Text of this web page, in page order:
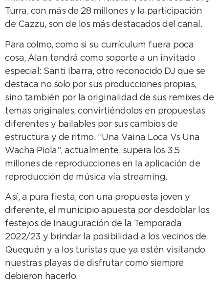
Turra, con más de 28 millones y la participación
de Cazzu, son de los más destacados del canal.
Para colmo, como si su currículum fuera poca
cosa, Alan tendrá como soporte a un invitado
especial: Santi Ibarra, otro reconocido DJ que se
destaca no solo por sus producciones propias,
sino también por la originalidad de sus remixes de
temas originales, convirtiéndolos en propuestas
diferentes y bailables por sus cambios de
estructura y de ritmo. “Una Vaina Loca Vs Una
Wacha Piola”, actualmente, supera los 3.5
millones de reproducciones en la aplicación de
reproducción de música vía streaming.
Así, a pura fiesta, con una propuesta joven y
diferente, el municipio apuesta por desdoblar los
festejos de Inauguración de la Temporada
2022/23 y brindar la posibilidad a los vecinos de
Quequén y a los turistas que ya estén visitando
nuestras playas de disfrutar como siempre
debieron hacerlo.